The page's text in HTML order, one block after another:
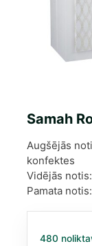
Samah
Augšējās
konfektes
Vidējās
Pamata
480